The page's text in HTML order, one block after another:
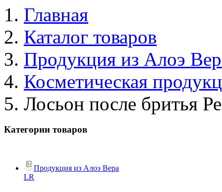
Главная
Каталог товаров
Продукция из Алоэ
Косметическая
Лосьон после бритья
Категории товаров
Продукция из Алоэ Вера
LR